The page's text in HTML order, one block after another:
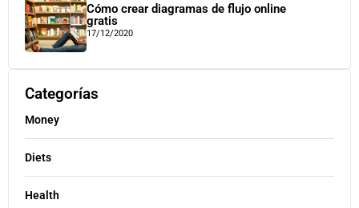
Cómo crear diagramas de flujo online
gratis
17/12/2020
Categorías
Money
Diets
Health